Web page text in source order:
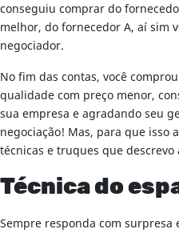
conseguiu comprar do
melhor, do fornecedor A, aí sim
negociador.
No fim das contas, você
qualidade com preço menor,
sua empresa e agradando seu
negociação! Mas, para que isso
técnicas e truques que
Técnica do
Sempre responda com